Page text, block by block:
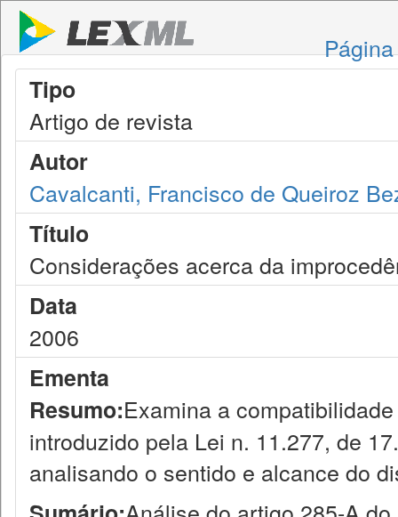
Tipo
Artigo de revista
Autor
Cavalcanti, Francisco de Queiroz
Título
Considerações acerca da
Data
2006
Ementa
Resumo:Examina a
introduzido pela Lei n. 11.277, de
analisando o sentido e alcance do